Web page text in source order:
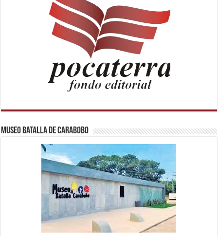
Museo Batalla de Carabobo